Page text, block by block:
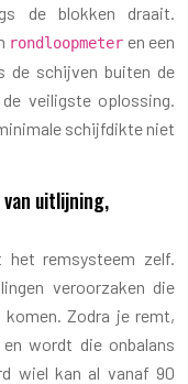
de blokken draait.
rondloopmeter en een
de schijven buiten de
veiligste oplossing.
schijfdikte niet
van uitlijning,
remsysteem zelf.
veroorzaken die
komen. Zodra je remt,
wordt die onbalans
wiel kan al vanaf 90